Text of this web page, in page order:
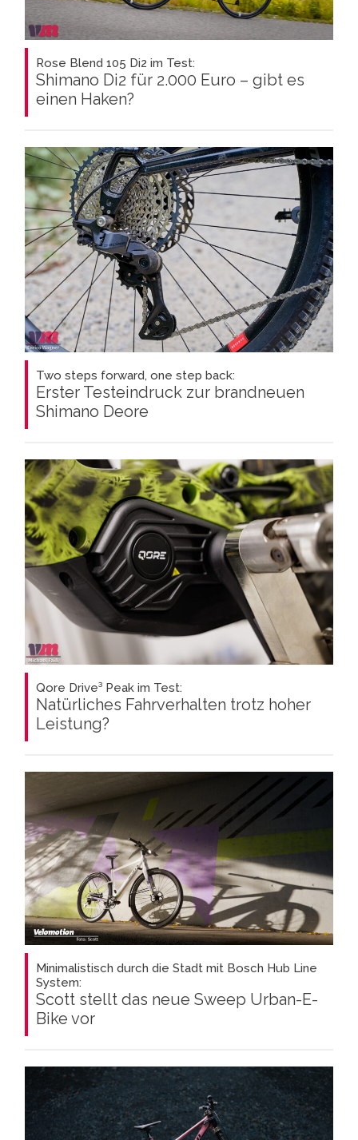
Rose Blend 105 Di2 im Test:
Shimano Di2 für 2.000 Euro – gibt es
einen Haken?
Two steps forward, one step back:
Erster Testeindruck zur brandneuen
Shimano Deore
Qore Drive³ Peak im Test:
Natürliches Fahrverhalten trotz hoher
Leistung?
Minimalistisch durch die Stadt mit Bosch Hub Line
System:
Scott stellt das neue Sweep Urban-E-
Bike vor